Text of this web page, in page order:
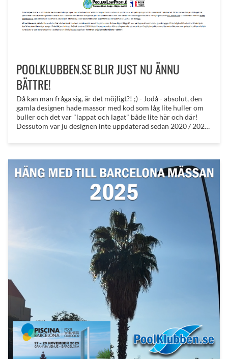
POOLKLUBBEN.SE BLIR JUST NU ÄNNU
BÄTTRE!
Då kan man fråga sig, är det möjligt?! ;) - Jodå - absolut, den
gamla designen hade massor med kod som låg lite huller om
buller och det var "lappat och lagat" både lite här och där!
Dessutom var ju designen inte uppdaterad sedan 2020 / 2021,